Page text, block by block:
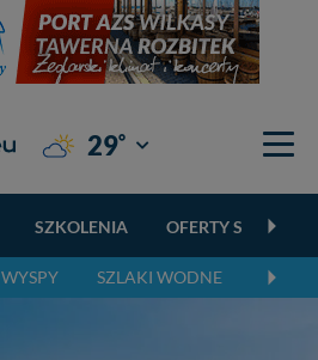
29° Giżycko
SZKOLENIA OFERTY
WYSPY SZLAKI WODNE